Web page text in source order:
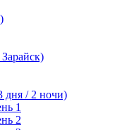
дня / 2 ночи)
1
2